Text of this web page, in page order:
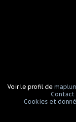
Voir le profil de
Contact
Cookies et